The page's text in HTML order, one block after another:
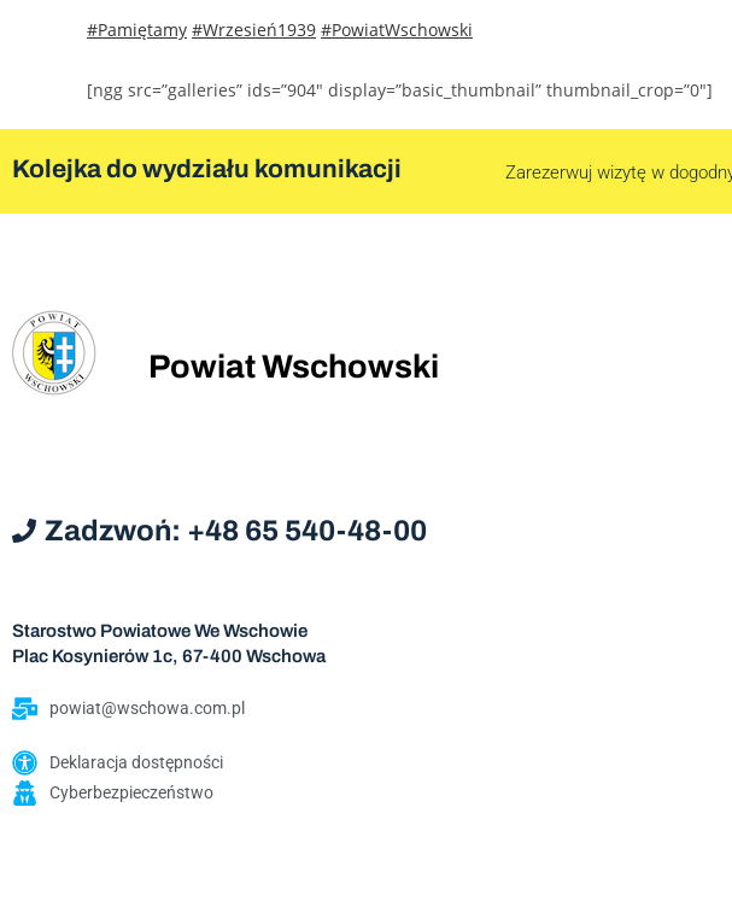
#Pamiętamy #Wrzesień1939 #PowiatWschowski
[ngg src=”galleries” ids=”904″ display=”basic_thumbnail” thumbnail_crop=”0″]
Kolejka do wydziału komunikacji Zarezerwuj wizytę w
Powiat Wschowski
Zadzwoń: +48 65 540-48-00
Starostwo Powiatowe We Wschowie
Plac Kosynierów 1c, 67-400 Wschowa
powiat@wschowa.com.pl
Deklaracja dostępności
Cyberbezpieczeństwo